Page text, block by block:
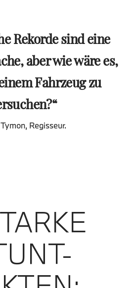
Rekorde sind eine
aber wie wäre es,
Fahrzeug zu
Regisseur.